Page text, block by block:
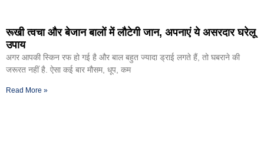
रूखी त्वचा और बेजान बालों में लौटेगी जान, अपनाएं ये असरदार घरेलू
उपाय
अगर आपकी स्किन रफ हो गई है और बाल बहुत ज्यादा ड्राई लगते हैं, तो घबराने की
जरूरत नहीं है. ऐसा कई बार मौसम, धूप, कम
Read More »